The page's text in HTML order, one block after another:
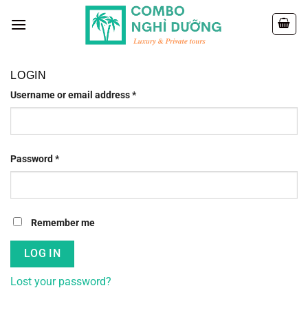
LOGIN
Username or email address*
Password *
Remember me
LOG IN
Lost your password?